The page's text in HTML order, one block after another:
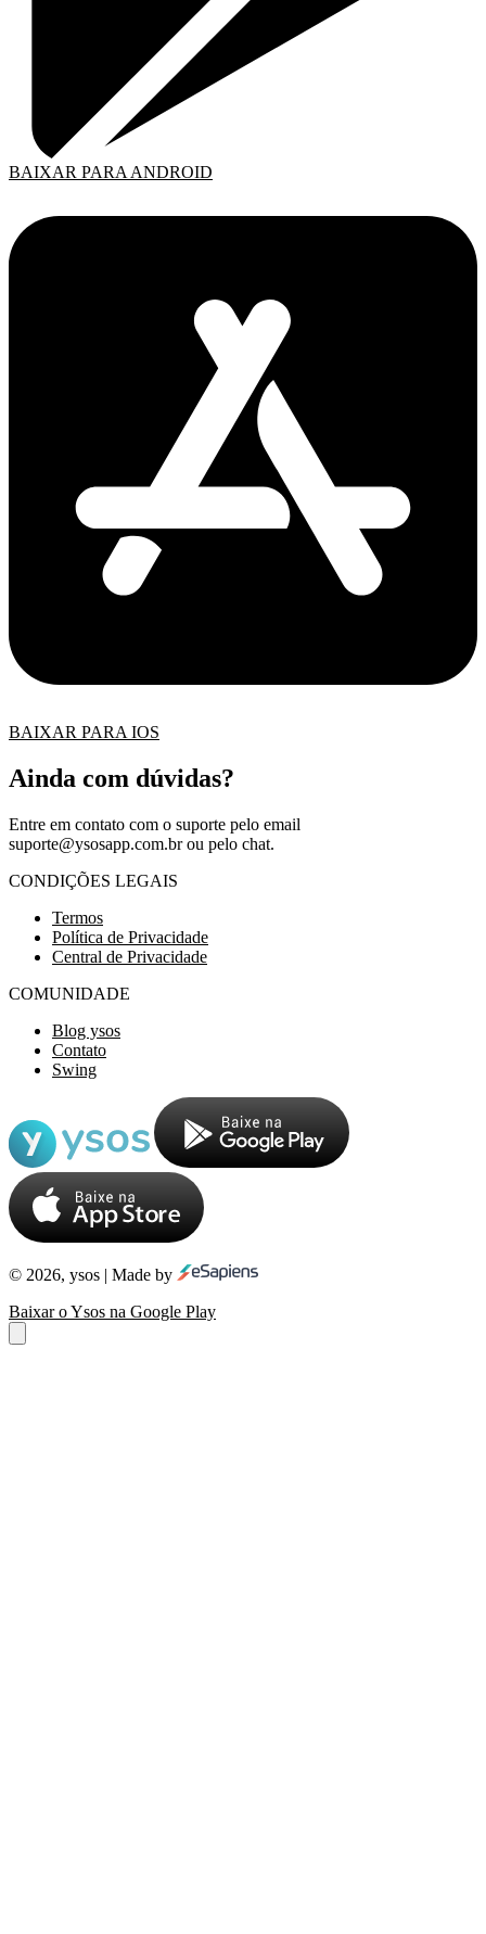
BAIXAR PARA ANDROID
BAIXAR PARA IOS
Ainda com dúvidas?
Entre em contato com o suporte pelo email
suporte@ysosapp.com.brou pelo chat.
CONDIÇÕES LEGAIS
Termos
Política de Privacidade
Central de Privacidade
COMUNIDADE
Blog ysos
Contato
Swing
© 2026, ysos | Made by
Baixar o Ysos na Google Play